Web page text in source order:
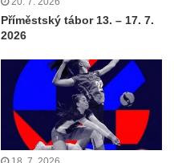
Příměstský tábor 13. – 17. 7.
2026